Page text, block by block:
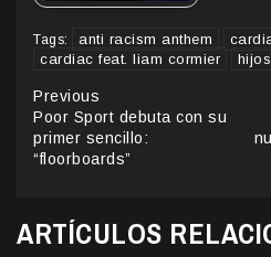
Tags: anti racism anthem
cardiac feat. liam cormier
Continue
Reading
Previous
Poor Sport debuta con su
primer sencillo:
“floorboards”
ARTÍCULOS